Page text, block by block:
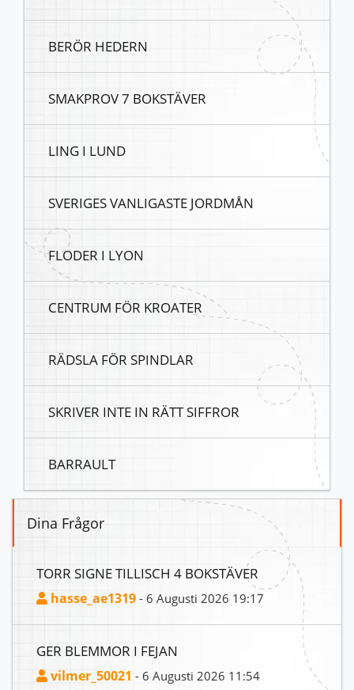
BERÖR HEDERN
SMAKPROV 7 BOKSTÄVER
LING I LUND
SVERIGES VANLIGASTE JORDMÅN
FLODER I LYON
CENTRUM FÖR KROATER
RÄDSLA FÖR SPINDLAR
SKRIVER INTE IN RÄTT SIFFROR
BARRAULT
Dina Frågor
TORR SIGNE TILLISCH 4 BOKSTÄVER
hasse_ae1319 - 6 Augusti 2026 19:17
GER BLEMMOR I FEJAN
vilmer_50021 - 6 Augusti 2026 11:54